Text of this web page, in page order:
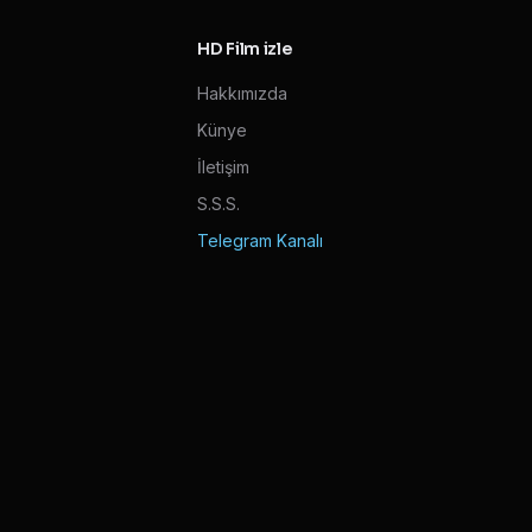
HD Film izle
Hakkımızda
Künye
İletişim
S.S.S.
Telegram Kanalı